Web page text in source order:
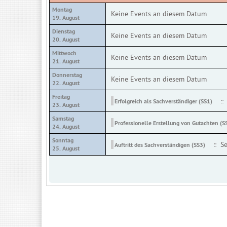
Montag
19. August
Keine Events an diesem Datum
Dienstag
20. August
Keine Events an diesem Datum
Mittwoch
21. August
Keine Events an diesem Datum
Donnerstag
22. August
Keine Events an diesem Datum
Freitag
23. August
Erfolgreich als Sachverständiger (SS1) ::
Samstag
24. August
Professionelle
Sonntag
25. August
Auftritt des Sachverständigen (SS3) ::